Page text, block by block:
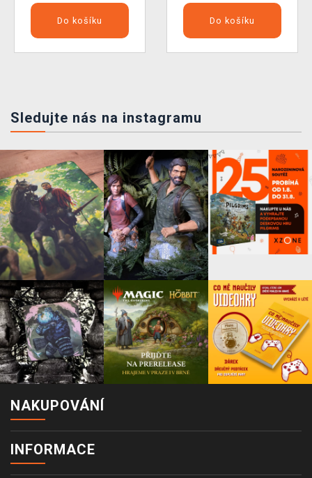
Do košíku Do košíku
Sledujte nás na instagramu
NAKUPOVÁNÍ
INFORMACE